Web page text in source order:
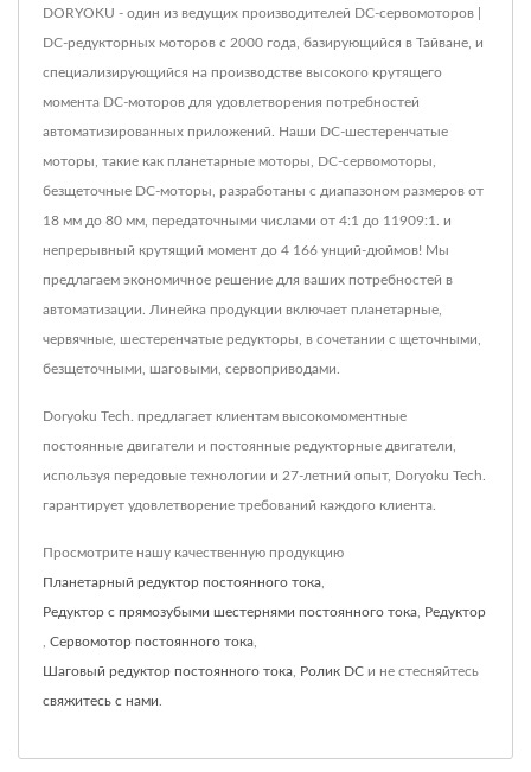
DORYOKU - один из ведущих производителей DC-сервомоторов |
DC-редукторных моторов с 2000 года, базирующийся в Тайване, и
специализирующийся на производстве высокого крутящего
момента DC-моторов для удовлетворения потребностей
автоматизированных приложений. Наши DC-шестеренчатые
моторы, такие как планетарные моторы, DC-сервомоторы,
безщеточные DC-моторы, разработаны с диапазоном размеров от
18 мм до 80 мм, передаточными числами от 4:1 до 11909:1. и
непрерывный крутящий момент до 4 166 унций-дюймов! Мы
предлагаем экономичное решение для ваших потребностей в
автоматизации. Линейка продукции включает планетарные,
червячные, шестеренчатые редукторы, в сочетании с щеточными,
безщеточными, шаговыми, сервоприводами.
Doryoku Tech. предлагает клиентам высокомоментные
постоянные двигатели и постоянные редукторные двигатели,
используя передовые технологии и 27-летний опыт, Doryoku Tech.
гарантирует удовлетворение требований каждого клиента.
Просмотрите нашу качественную продукцию
Планетарный редуктор постоянного тока
Редуктор с прямозубыми шестернями постоянного тока Редуктор
Сервомотор постоянного тока
Шаговый редуктор постоянного тока Ролик DC и не стесняйтесь
свяжитесь с нами